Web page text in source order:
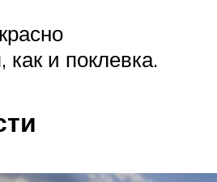
как и поклевка.